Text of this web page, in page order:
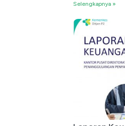
Selengkapnya »